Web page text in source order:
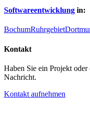
Softwareentwicklung in:
BochumRuhrgebiet
Kontakt
Haben Sie ein Projekt
Nachricht.
Kontakt aufnehmen